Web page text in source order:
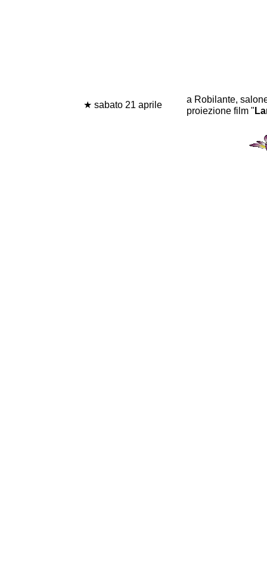
★ sabato 21 aprile
a Robilante,
proiezione film "